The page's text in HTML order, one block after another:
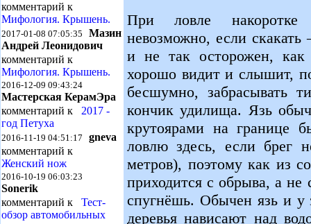
комментарий к
Мифология. Крышень.
2017-01-08 07:05:35 Мазин
Андрей Леонидович
комментарий к
Мифология. Крышень.
2016-12-09 09:43:24
Мастерская КерамЭра
комментарий к 2017 -
год Петуха
2016-11-19 04:51:17 gneva
комментарий к
Женский нож
2016-10-19 06:03:23
Sonerik
комментарий к Тест-
обзор автомобильных
При ловле накоротке
невозможно, если
и не так осторожен,
хорошо видит и слышит,
бесшумно, забрасывать
кончик удилища. Язь
крутоярами на границе
ловлю здесь, если брег
метров), поэтому как из
приходится с обрыва, а не
спугнёшь. Обычен язь и у
деревья нависают над